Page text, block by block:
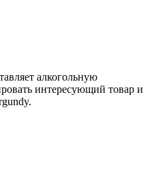
алкогольную
интересующий товар и